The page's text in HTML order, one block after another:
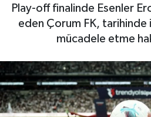
Play-off finalinde Esenler
eden Çorum FK, tarihinde
mücadele etme